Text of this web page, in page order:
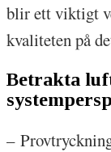
blir ett viktigt
kvaliteten på
Betrakta
–